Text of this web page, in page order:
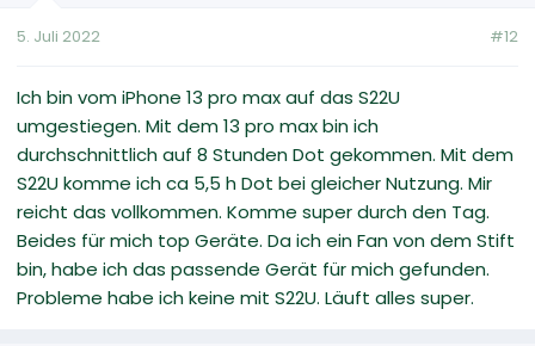
5. Juli 2022 #12
Ich bin vom iPhone 13 pro max auf das S22U
umgestiegen. Mit dem 13 pro max bin ich
durchschnittlich auf 8 Stunden Dot gekommen. Mit dem
S22U komme ich ca 5,5 h Dot bei gleicher Nutzung. Mir
reicht das vollkommen. Komme super durch den Tag.
Beides für mich top Geräte. Da ich ein Fan von dem Stift
bin, habe ich das passende Gerät für mich gefunden.
Probleme habe ich keine mit S22U. Läuft alles super.